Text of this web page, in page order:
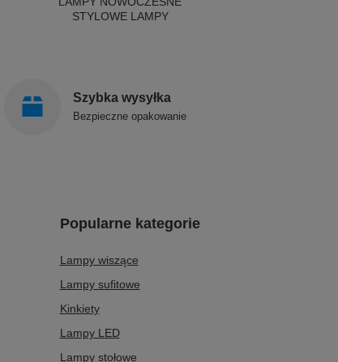
STYLOWE LAMPY
Szybka wysyłka
Bezpieczne opakowanie
Popularne kategorie
Lampy wiszące
Lampy sufitowe
Kinkiety
Lampy LED
Lampy stołowe